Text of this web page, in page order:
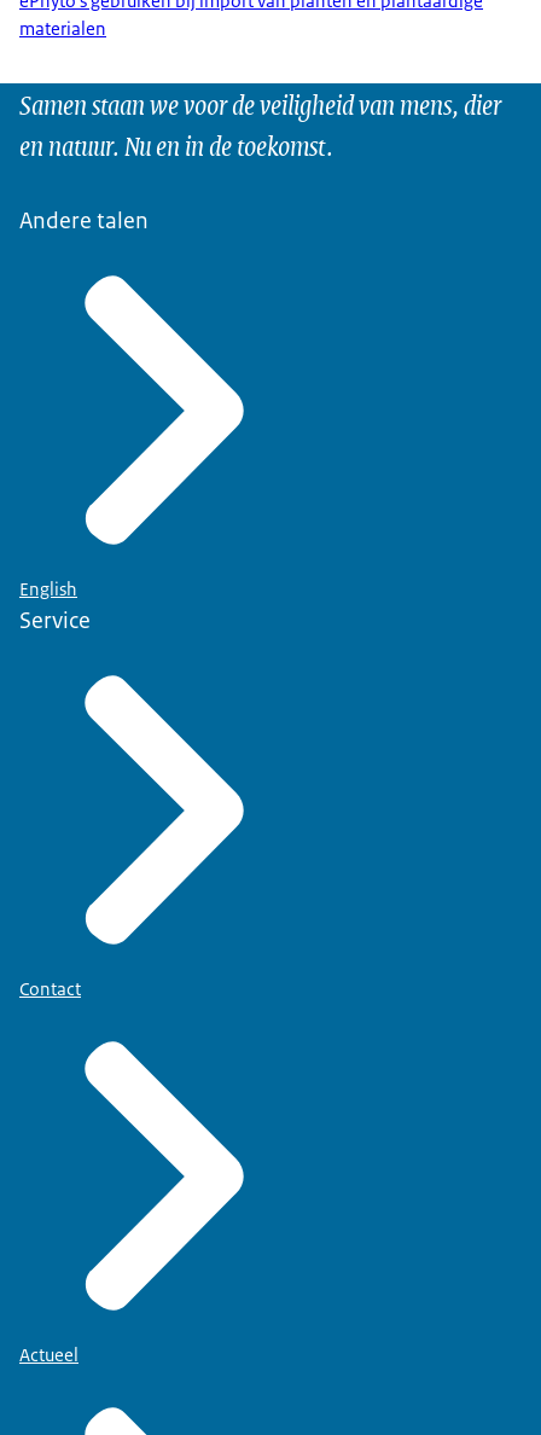
materialen
Samen staan we voor de veiligheid van mens, dier
en natuur. Nu en in de toekomst.
Andere talen
English
Service
Contact
Actueel